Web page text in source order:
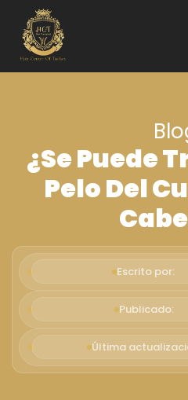
¿Se Puede
Pelo Del
Escrito por:
Publicado:
Última